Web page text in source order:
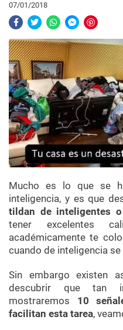
07/01/2018
Mucho es lo que se
inteligencia, y es que
tildan de inteligentes
tener excelentes
académicamente te
cuando de inteligencia se
Sin embargo existen
descubrir que tan
mostraremos 10
facilitan esta tarea,